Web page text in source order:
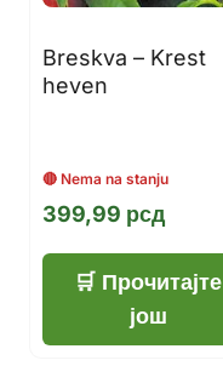
Breskva – Krest
heven
399,99 рсд
Прочитајте
још